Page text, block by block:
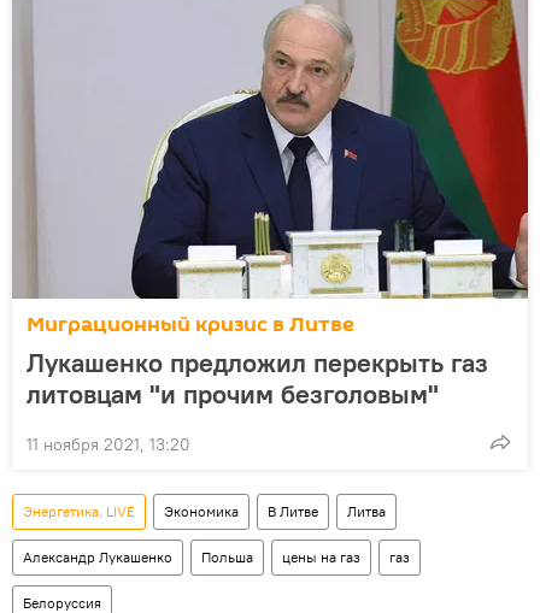
Миграционный кризис в Литве
Лукашенко предложил перекрыть газ
литовцам "и прочим безголовым"
11 ноября 2021, 13:20
Энергетика. LIVE Экономика В Литве Литва
Александр Лукашенко Польша цены на газ газ
Белоруссия